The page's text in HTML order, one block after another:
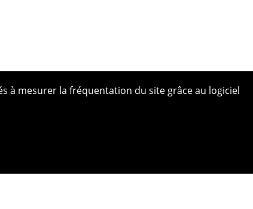
à mesurer la fréquentation du site grâce au logiciel